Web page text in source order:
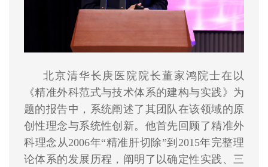
北京清华长庚医院院长董家鸿院士在以
《精准外科范式与技术体系的建构与实践》为
题的报告中，系统阐述了其团队在该领域的原
创性理念与系统性创新。他首先回顾了精准外
科理念从2006年“精准肝切除”到2015年完整理
论体系的发展历程，阐明了以确定性实践、三